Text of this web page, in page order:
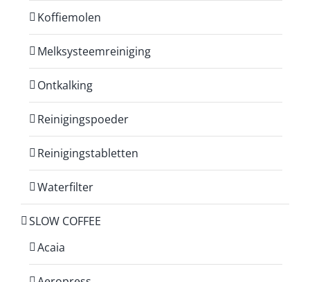
Koffiemolen
Melksysteemreiniging
Ontkalking
Reinigingspoeder
Reinigingstabletten
Waterfilter
SLOW COFFEE
Acaia